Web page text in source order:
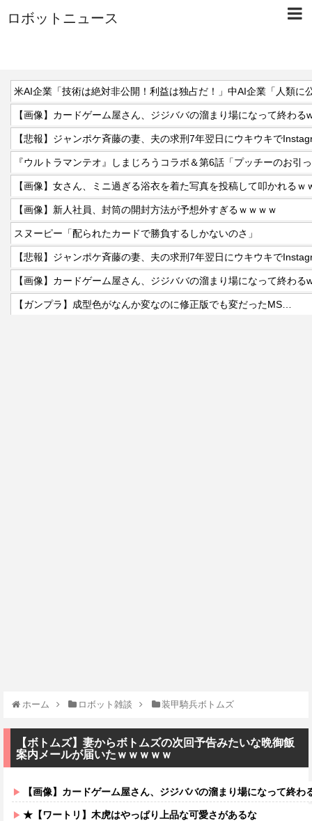
ロボットニュース
【画像】カードゲーム屋さん、ジジババの溜まり場になって終わる
【悲報】ジャンポケ斉藤の妻、夫の求刑7年翌日にウキウキで
『ウルトラマンテオ』しまじろうコラボ＆第6話「プッチーのお引
【画像】女さん、ミニ過ぎる浴衣を着た写真を投稿して叩かれるｗ
【画像】新人社員、封筒の開封方法が予想外すぎるｗｗｗｗ
スヌーピー「配られたカードで勝負するしかないのさ」
【悲報】ジャンポケ斉藤の妻、夫の求刑7年翌日にウキウキで
【画像】カードゲーム屋さん、ジジババの溜まり場になって終わる
【ガンプラ】成型色がなんか変なのに修正版でも変だったMS…
ホーム ロボット雑談 装甲騎兵ボトムズ
【ボトムズ】妻からボトムズの次回予告みたいな晩御飯
案内メールが届いたｗｗｗｗｗ
【画像】カードゲーム屋さん、ジジババの溜まり場になって終
★【ワートリ】木虎はやっぱり上品な可愛さがあるな